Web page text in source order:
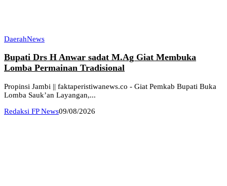
DaerahNews
Bupati Drs H Anwar sadat M.Ag Giat Membuka
Lomba Permainan Tradisional
Propinsi Jambi || faktaperistiwanews.co - Giat Pemkab Bupati Buka
Lomba Sauk’an Layangan,...
Redaksi FP News09/08/2026